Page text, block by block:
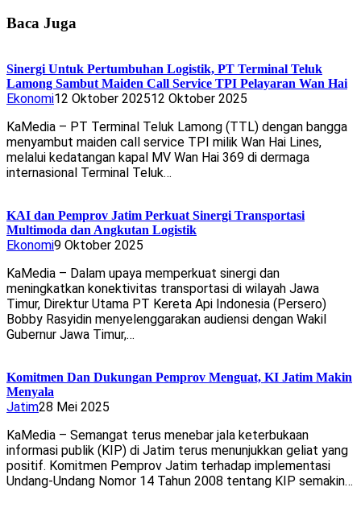
Baca Juga
Sinergi Untuk Pertumbuhan Logistik, PT Terminal Teluk
Lamong Sambut Maiden Call Service TPI Pelayaran Wan Hai
Ekonomi12 Oktober 202512 Oktober 2025
KaMedia – PT Terminal Teluk Lamong (TTL) dengan bangga
menyambut maiden call service TPI milik Wan Hai Lines,
melalui kedatangan kapal MV Wan Hai 369 di dermaga
internasional Terminal Teluk…
KAI dan Pemprov Jatim Perkuat Sinergi Transportasi
Multimoda dan Angkutan Logistik
Ekonomi9 Oktober 2025
KaMedia – Dalam upaya memperkuat sinergi dan
meningkatkan konektivitas transportasi di wilayah Jawa
Timur, Direktur Utama PT Kereta Api Indonesia (Persero)
Bobby Rasyidin menyelenggarakan audiensi dengan Wakil
Gubernur Jawa Timur,…
Komitmen Dan Dukungan Pemprov Menguat, KI Jatim Makin
Menyala
Jatim28 Mei 2025
KaMedia – Semangat terus menebar jala keterbukaan
informasi publik (KIP) di Jatim terus menunjukkan geliat yang
positif. Komitmen Pemprov Jatim terhadap implementasi
Undang-Undang Nomor 14 Tahun 2008 tentang KIP semakin…